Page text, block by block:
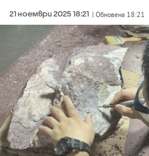
21 ноември 2025 18:21 | Обновена 18:21